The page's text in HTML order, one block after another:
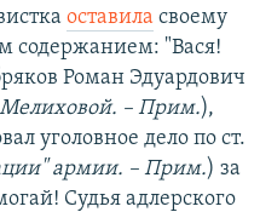
оставила своему
содержанием: "Вася!
Роман Эдуардович
– Прим.),
уголовное дело по ст.
армии. – Прим.) за
Судья адлерского